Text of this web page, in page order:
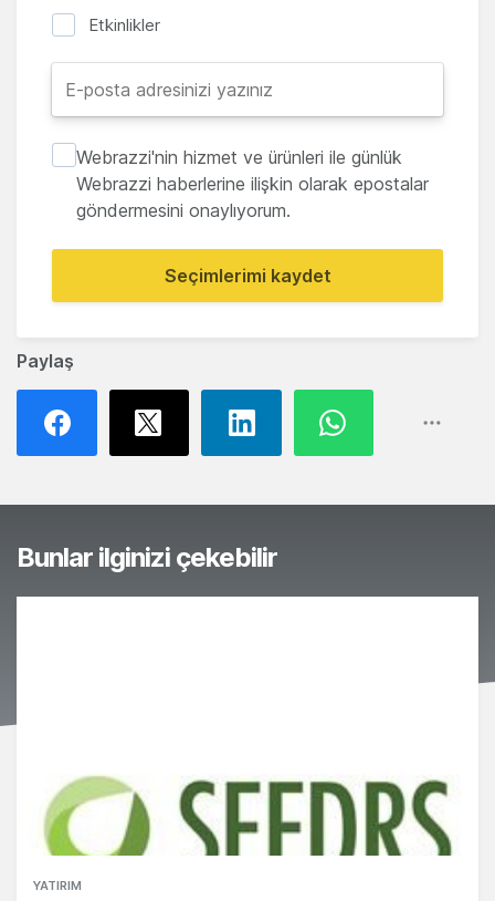
Paylaş
Etkinlikler
Webrazzi'nin hizmet ve ürünleri ile günlük
Webrazzi haberlerine ilişkin olarak epostalar
göndermesini onaylıyorum.
Seçimlerimi kaydet
Bunlar ilginizi çekebilir
YATIRIM